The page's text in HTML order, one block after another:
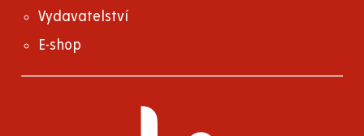
Vydavatelství
E-shop